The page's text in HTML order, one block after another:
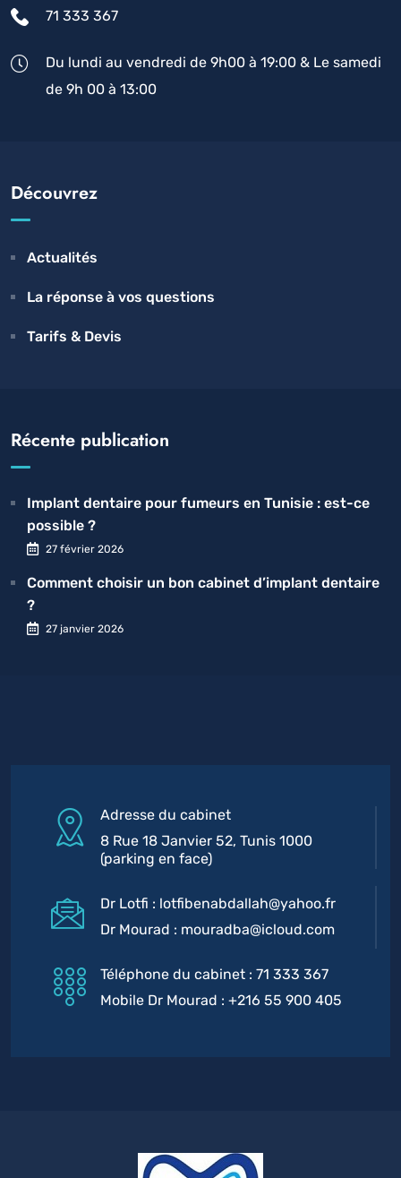
71 333 367
Du lundi au vendredi de 9h00 à 19:00 & Le samedi
de 9h 00 à 13:00
Découvrez
Actualités
La réponse à vos questions
Tarifs & Devis
Récente publication
Implant dentaire pour fumeurs en Tunisie : est-ce
possible ?
27 février 2026
Comment choisir un bon cabinet d’implant dentaire
?
27 janvier 2026
Adresse du cabinet
8 Rue 18 Janvier 52, Tunis 1000
(parking en face)
Dr Lotfi : lotfibenabdallah@yahoo.fr
Dr Mourad : mouradba@icloud.com
Téléphone du cabinet : 71 333 367
Mobile Dr Mourad : +216 55 900 405